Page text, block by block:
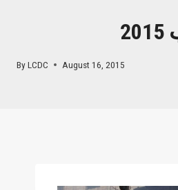
ByLCDC August 16, 2015